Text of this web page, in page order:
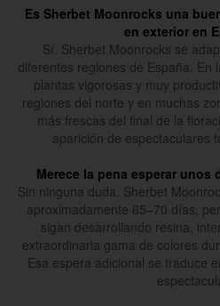
Es Sherbet Moonrocks una
en exterior en
Sí. Sherbet Moonrocks se
diferentes regiones de España. En
plantas vigorosas y muy
regiones del norte y en muchas
más frescas del final de la
aparición de espectaculares
Merece la pena esperar unos
Sin ninguna duda. Sherbet
aproximadamente 65–70 días,
sigan desarrollando resina,
extraordinaria gama de colores
Esa espera adicional se traduce